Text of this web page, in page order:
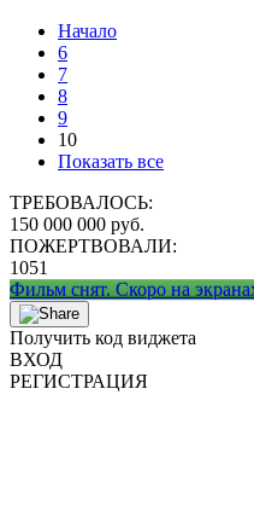
Начало
6
7
8
9
10
Показать все
ТРЕБОВАЛОСЬ:
150 000 000 руб.
ПОЖЕРТВОВАЛИ:
1051
Фильм снят. Скоро на
Получить код виджета
ВХОД
РЕГИСТРАЦИЯ